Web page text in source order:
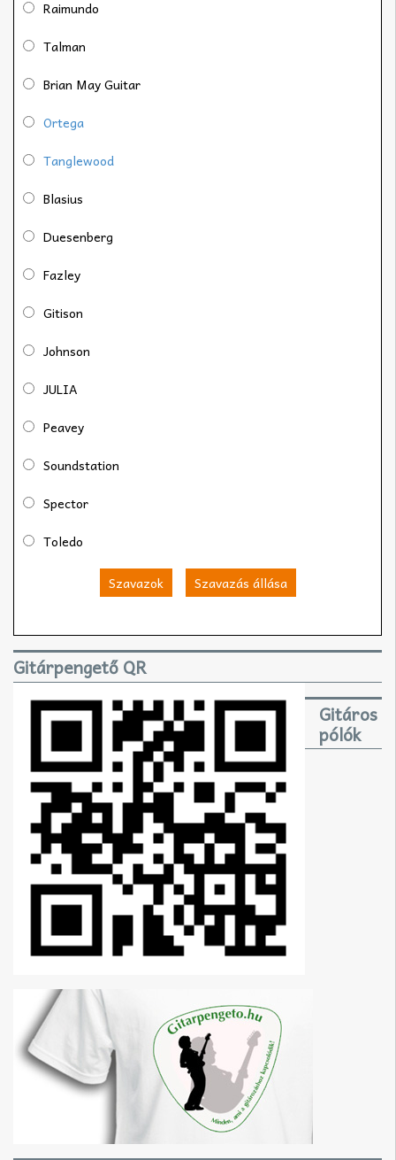
Raimundo
Talman
Brian May Guitar
Ortega
Tanglewood
Blasius
Duesenberg
Fazley
Gitison
Johnson
JULIA
Peavey
Soundstation
Spector
Toledo
Szavazok Szavazás állása
Gitárpengető QR
Gitáros
pólók